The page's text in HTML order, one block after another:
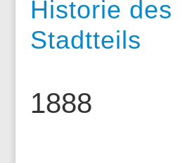
Historie des
Stadtteils
1888